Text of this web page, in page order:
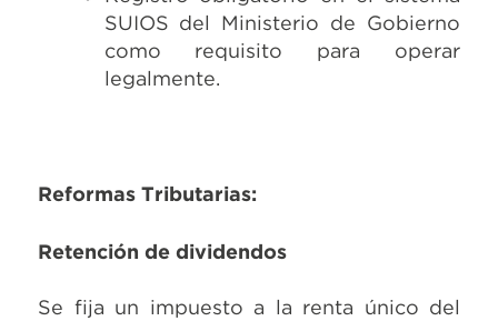
SUIOS del Ministerio de Gobierno
como requisito para operar
legalmente.
Reformas Tributarias:
Retención de dividendos
Se fija un impuesto a la renta único del